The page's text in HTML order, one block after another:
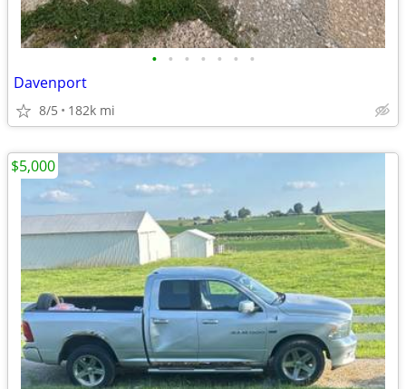
• • • • • • •
Davenport
8/5 182k mi
$5,000